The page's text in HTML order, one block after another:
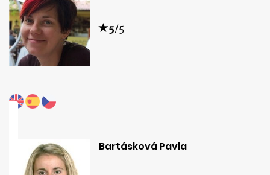
5/5
Bartásková Pavla